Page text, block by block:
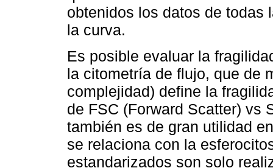
obtenidos los datos de todas
la curva.
Es posible evaluar la
la citometría de flujo, que de
complejidad) define la
de FSC (Forward Scatter) vs
también es de gran utilidad
se relaciona con la
estandarizados son solo